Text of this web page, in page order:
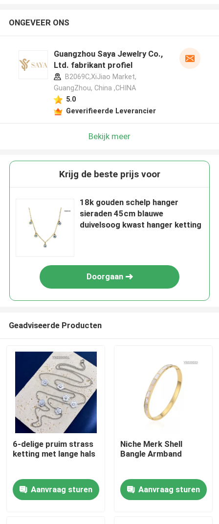
Over ons
ONGEVEER ONS
Guangzhou Saya Jewelry Co.,
Ltd. fabrikant profiel
B2069C,XiJiao Market,
GuangZhou, China ,CHINA
5.0
Geverifieerde Leverancier
Bekijk meer
Krijg de beste prijs voor
18k gouden schelp hanger
sieraden 45cm blauwe
duivelsoog kwast hanger ketting
Doorgaan
Geadviseerde Producten
6-delige pruim strass
ketting met lange hals
Aanvraag sturen
Niche Merk Shell
Bangle Armband
Aanvraag sturen